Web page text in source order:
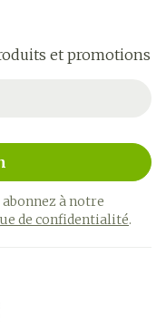
et promotions
à notre
de confidentialité.